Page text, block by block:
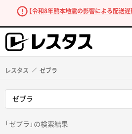
【令和8年熊本地震の影響による配送
レスタス ゼブラ
「ゼブラ」の検索結果